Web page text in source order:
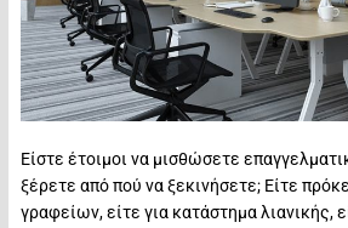
Είστε έτοιμοι να μισθώσετε
ξέρετε από πού να ξεκινήσετε; Είτε
γραφείων, είτε για κατάστημα λιανικής,